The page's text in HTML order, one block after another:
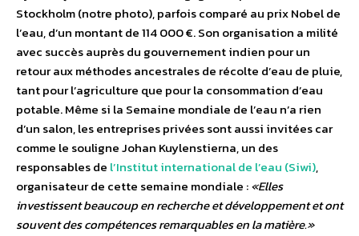
Stockholm (notre photo), parfois comparé au prix Nobel de
l’eau, d’un montant de 114 000 €. Son organisation a milité
avec succès auprès du gouvernement indien pour un
retour aux méthodes ancestrales de récolte d’eau de pluie,
tant pour l’agriculture que pour la consommation d’eau
potable. Même si la Semaine mondiale de l’eau n’a rien
d’un salon, les entreprises privées sont aussi invitées car
comme le souligne Johan Kuylenstierna, un des
responsables de l’Institut international de l’eau (Siwi),
organisateur de cette semaine mondiale :«Elles
investissent beaucoup en recherche et développement et ont
souvent des compétences remarquables en la matière.»